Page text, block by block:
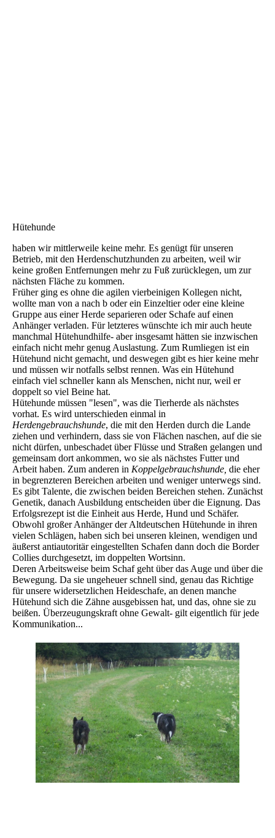
Hütehunde
haben wir mittlerweile keine mehr. Es genügt für unseren
Betrieb, mit den Herdenschutzhunden zu arbeiten, weil wir
keine großen Entfernungen mehr zu Fuß zurücklegen, um zur
nächsten Fläche zu kommen.
Früher ging es ohne die agilen vierbeinigen Kollegen nicht,
wollte man von a nach b oder ein Einzeltier oder eine kleine
Gruppe aus einer Herde separieren oder Schafe auf einen
Anhänger verladen. Für letzteres wünschte ich mir auch heute
manchmal Hütehundhilfe- aber insgesamt hätten sie inzwischen
einfach nicht mehr genug Auslastung. Zum Rumliegen ist ein
Hütehund nicht gemacht, und deswegen gibt es hier keine mehr
und müssen wir notfalls selbst rennen. Was ein Hütehund
einfach viel schneller kann als Menschen, nicht nur, weil er
doppelt so viel Beine hat.
Hütehunde müssen "lesen", was die Tierherde als nächstes
vorhat. Es wird unterschieden einmal in
Herdengebrauchshunde, die mit den Herden durch die Lande
ziehen und verhindern, dass sie von Flächen naschen, auf die sie
nicht dürfen, unbeschadet über Flüsse und Straßen gelangen und
gemeinsam dort ankommen, wo sie als nächstes Futter und
Arbeit haben. Zum anderen in Koppelgebrauchshunde, die eher
in begrenzteren Bereichen arbeiten und weniger unterwegs sind.
Es gibt Talente, die zwischen beiden Bereichen stehen. Zunächst
Genetik, danach Ausbildung entscheiden über die Eignung. Das
Erfolgsrezept ist die Einheit aus Herde, Hund und Schäfer.
Obwohl großer Anhänger der Altdeutschen Hütehunde in ihren
vielen Schlägen, haben sich bei unseren kleinen, wendigen und
äußerst antiautoritär eingestellten Schafen dann doch die Border
Collies durchgesetzt, im doppelten Wortsinn.
Deren Arbeitsweise beim Schaf geht über das Auge und über die
Bewegung. Da sie ungeheuer schnell sind, genau das Richtige
für unsere widersetzlichen Heideschafe, an denen manche
Hütehund sich die Zähne ausgebissen hat, und das, ohne sie zu
beißen. Überzeugungskraft ohne Gewalt- gilt eigentlich für jede
Kommunikation...